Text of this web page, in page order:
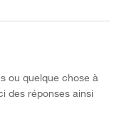
ou quelque chose à
des réponses ainsi